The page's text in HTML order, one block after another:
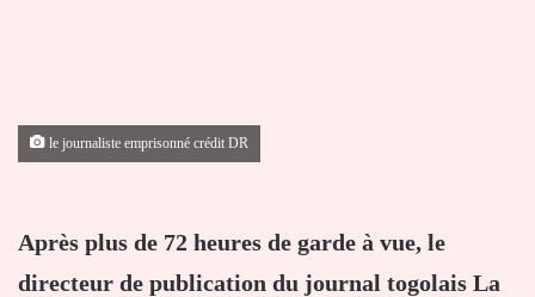
le journaliste emprisonné crédit DR
Après plus de 72 heures de garde à vue, le
directeur de publication du journal togolais La